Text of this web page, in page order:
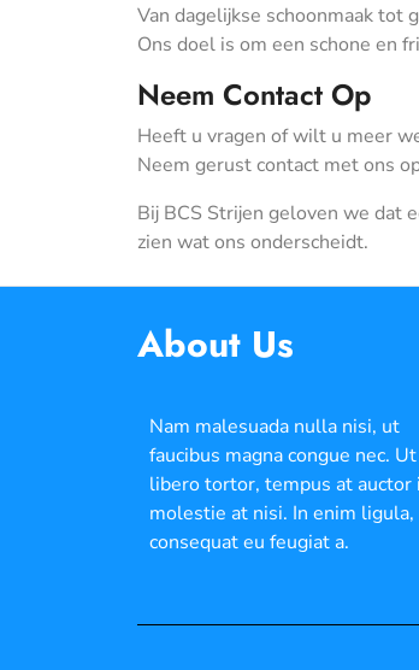
Van dagelijkse schoonmaak tot
Ons doel is om een schone en
Neem Contact Op
Heeft u vragen of wilt u meer
Neem gerust contact met ons
Bij BCS Strijen geloven we dat
zien wat ons onderscheidt.
About Us
Nam malesuada nulla nisi, ut
faucibus magna congue nec. Ut
libero tortor, tempus at auctor
molestie at nisi. In enim ligula,
consequat eu feugiat a.